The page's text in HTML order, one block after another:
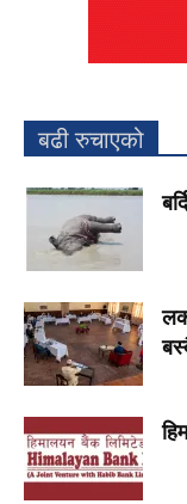
बढी रुचाएको